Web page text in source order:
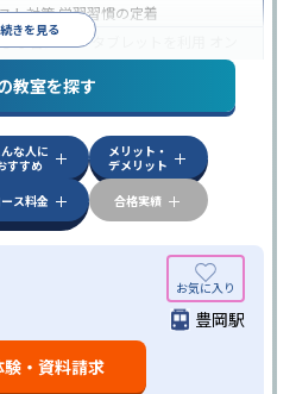
続きを見る
ト対策学習習慣の定着
学習にPC・タブレットを利用
教室を探す
んな人に
すすめ
メリット・
デメリット
ス料金 合格実績
豊岡駅
・資料請求